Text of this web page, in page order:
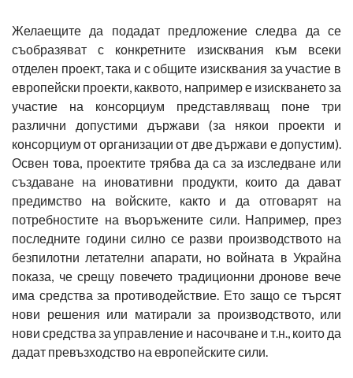
Желаещите да подадат предложение следва да се
съобразяват с конкретните изисквания към всеки
отделен проект, така и с общите изисквания за участие в
европейски проекти, каквото, например е изискването за
участие на консорциум представляващ поне три
различни допустими държави (за някои проекти и
консорциум от организации от две държави е допустим).
Освен това, проектите трябва да са за изследване или
създаване на иновативни продукти, които да дават
предимство на войските, както и да отговарят на
потребностите на въоръжените сили. Например, през
последните години силно се разви производството на
безпилотни летателни апарати, но войната в Украйна
показа, че срещу повечето традиционни дронове вече
има средства за противодействие. Ето защо се търсят
нови решения или матирали за производството, или
нови средства за управление и насочване и т.н., които да
дадат превъзходство на европейските сили.